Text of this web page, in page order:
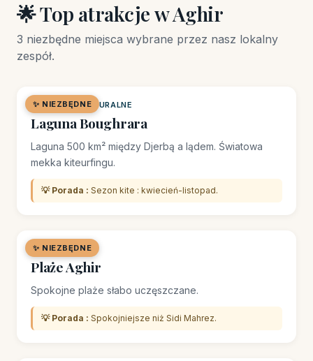
🌟 Top atrakcje w Aghir
3 niezbędne miejsca wybrane przez nasz lokalny
zespół.
✨ NIEZBĘDNE
🌿 MIEJSCE NATURALNE
Laguna Boughrara
Laguna 500 km² między Djerbą a lądem. Światowa
mekka kiteurfingu.
💡 Porada : Sezon kite : kwiecień-listopad.
✨ NIEZBĘDNE
🏖️ PLAŻA
Plaże Aghir
Spokojne plaże słabo uczęszczane.
💡 Porada : Spokojniejsze niż Sidi Mahrez.